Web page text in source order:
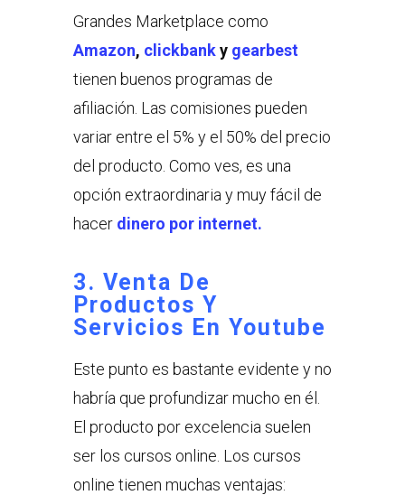
Grandes Marketplace como
Amazon, clickbanky gearbest
tienen buenos programas de
afiliación. Las comisiones pueden
variar entre el 5% y el 50% del precio
del producto. Como ves, es una
opción extraordinaria y muy fácil de
hacer dinero por internet.
3. Venta De
Productos Y
Servicios En Youtube
Este punto es bastante evidente y no
habría que profundizar mucho en él.
El producto por excelencia suelen
ser los cursos online. Los cursos
online tienen muchas ventajas: